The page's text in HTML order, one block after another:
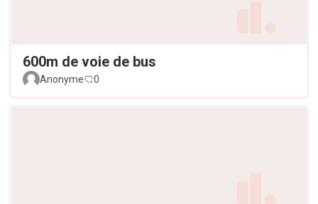
600m de voie de bus
Anonyme 0